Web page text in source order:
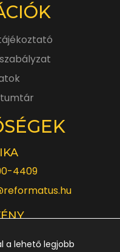
4409
a lehető legjobb